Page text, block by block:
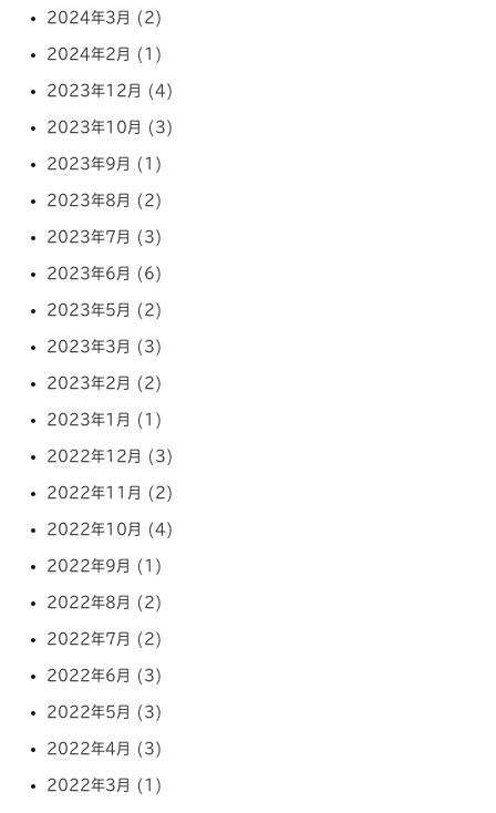
2024年3月 (2)
2024年2月 (1)
2023年12月 (4)
2023年10月 (3)
2023年9月 (1)
2023年8月 (2)
2023年7月 (3)
2023年6月 (6)
2023年5月 (2)
2023年3月 (3)
2023年2月 (2)
2023年1月 (1)
2022年12月 (3)
2022年11月 (2)
2022年10月 (4)
2022年9月 (1)
2022年8月 (2)
2022年7月 (2)
2022年6月 (3)
2022年5月 (3)
2022年4月 (3)
2022年3月 (1)